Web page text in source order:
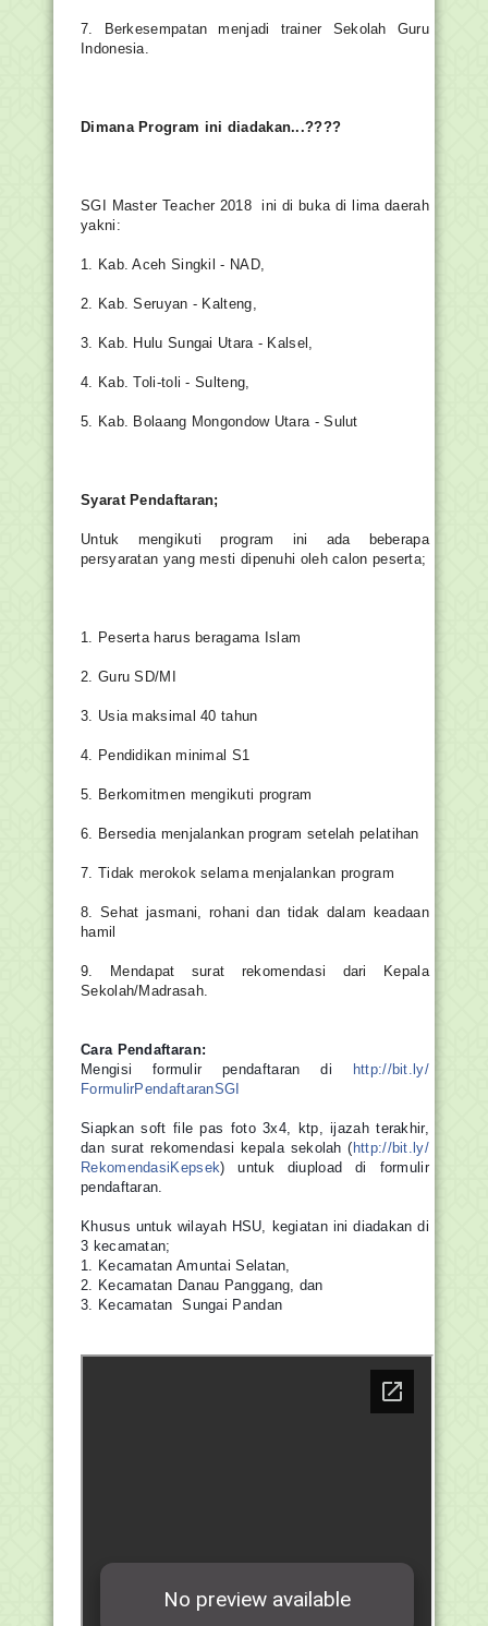
7. Berkesempatan menjadi trainer Sekolah Guru
Indonesia.
Dimana Program ini diadakan...????
SGI Master Teacher 2018  ini di buka di lima daerah
yakni:
1. Kab. Aceh Singkil - NAD,
2. Kab. Seruyan - Kalteng,
3. Kab. Hulu Sungai Utara - Kalsel,
4. Kab. Toli-toli - Sulteng,
5. Kab. Bolaang Mongondow Utara - Sulut
Syarat Pendaftaran;
Untuk mengikuti program ini ada beberapa
persyaratan yang mesti dipenuhi oleh calon peserta;
1. Peserta harus beragama Islam
2. Guru SD/MI
3. Usia maksimal 40 tahun
4. Pendidikan minimal S1
5. Berkomitmen mengikuti program
6. Bersedia menjalankan program setelah pelatihan
7. Tidak merokok selama menjalankan program
8. Sehat jasmani, rohani dan tidak dalam keadaan
hamil
9. Mendapat surat rekomendasi dari Kepala
Sekolah/Madrasah.
Cara Pendaftaran:
Mengisi formulir pendaftaran di
http://bit.ly/
FormulirPendaftaranSGI
Siapkan soft file pas foto 3x4, ktp, ijazah terakhir,
dan surat rekomendasi kepala sekolah ( http://bit.ly/
RekomendasiKepsek) untuk diupload di formulir
pendaftaran.
Khusus untuk wilayah HSU, kegiatan ini diadakan di
3 kecamatan;
1. Kecamatan Amuntai Selatan,
2. Kecamatan Danau Panggang, dan
3. Kecamatan Sungai Pandan